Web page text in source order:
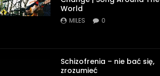
World
MILES 0
Schizofrenia – nie bać się,
zrozumieć